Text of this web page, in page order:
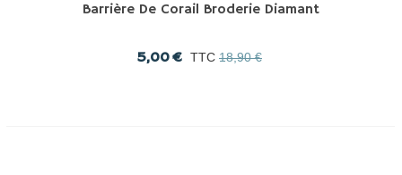
Barrière De Corail Broderie Diamant
5,00 € TTC 18,90 €